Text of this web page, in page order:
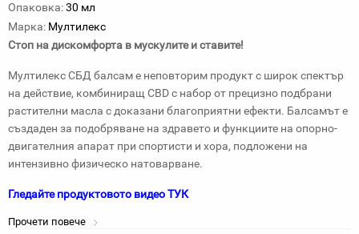
Опаковка:30 мл
Марка: Мултилекс
Стоп на дискомфорта в мускулите и ставите!
Мултилекс СБД балсам е неповторим продукт с широк спектър
на действие, комбиниращ CBD с набор от прецизно подбрани
растителни масла с доказани благоприятни ефекти. Балсамът е
създаден за подобряване на здравето и функциите на опорно-
двигателния апарат при спортисти и хора, подложени на
интензивно физическо натоварване.
Гледайте продуктовото видео ТУК
Прочети повече